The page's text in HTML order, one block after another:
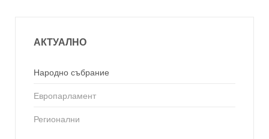
АКТУАЛНО
Народно събрание
Европарламент
Регионални